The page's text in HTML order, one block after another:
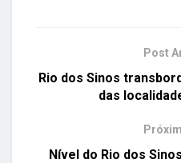
Post
Rio dos Sinos
das
Nível do Rio dos